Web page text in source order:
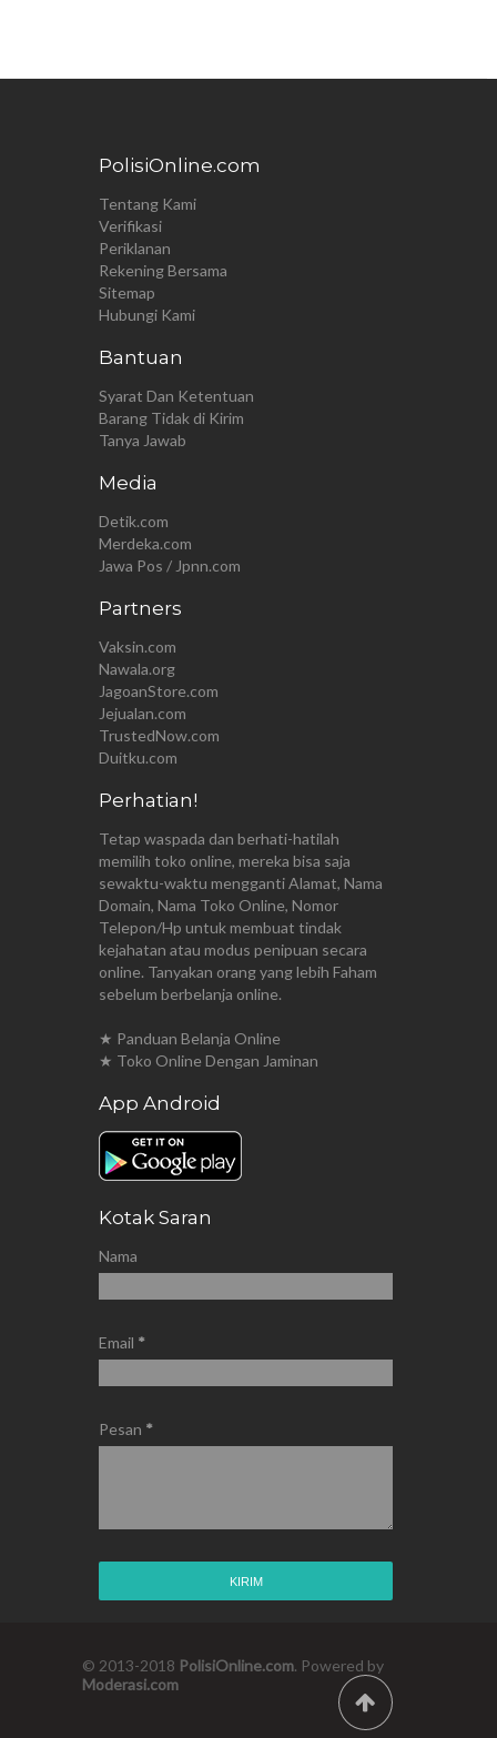
PolisiOnline.com
Tentang Kami
Verifikasi
Periklanan
Rekening Bersama
Sitemap
Hubungi Kami
Bantuan
Syarat Dan Ketentuan
Barang Tidak di Kirim
Tanya Jawab
Media
Detik.com
Merdeka.com
Jawa Pos / Jpnn.com
Partners
Vaksin.com
Nawala.org
JagoanStore.com
Jejualan.com
TrustedNow.com
Duitku.com
Perhatian!
Tetap waspada dan berhati-hatilah
memilih toko online, mereka bisa saja
sewaktu-waktu mengganti Alamat, Nama
Domain, Nama Toko Online, Nomor
Telepon/Hp untuk membuat tindak
kejahatan atau modus penipuan secara
online. Tanyakan orang yang lebih Faham
sebelum berbelanja online.
★ Panduan Belanja Online
★ Toko Online Dengan Jaminan
App Android
Kotak Saran
Nama
Email *
Pesan *
© 2013-2018 PolisiOnline.com. Powered by
Moderasi.com